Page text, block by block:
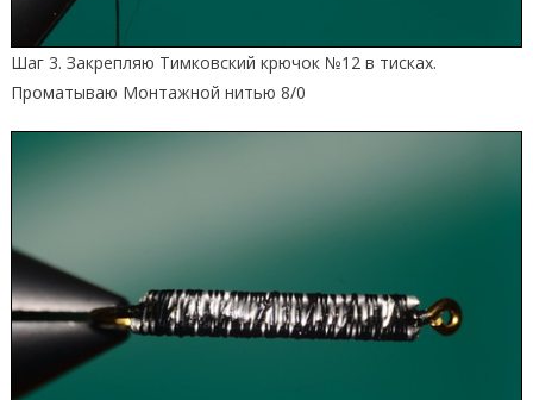
Шаг 3. Закрепляю Тимковский крючок №12 в тисках.
Проматываю Монтажной нитью 8/0